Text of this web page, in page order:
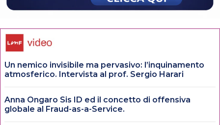
Un nemico invisibile ma pervasivo: l’inquinamento
atmosferico. Intervista al prof. Sergio Harari
Anna Ongaro Sis ID ed il concetto di offensiva
globale al Fraud-as-a-Service.